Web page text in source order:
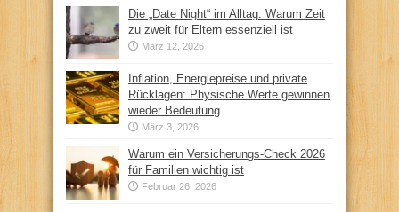
Die „Date Night“ im Alltag: Warum Zeit
zu zweit für Eltern essenziell ist
März 12, 2026
Inflation, Energiepreise und private
Rücklagen: Physische Werte gewinnen
wieder Bedeutung
März 3, 2026
Warum ein Versicherungs-Check 2026
für Familien wichtig ist
Februar 26, 2026